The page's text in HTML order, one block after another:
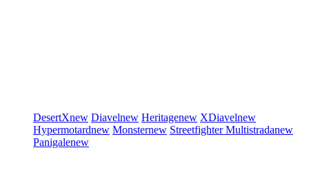
DesertXnew Diavelnew Heritagenew XDiavelnew
Hypermotardnew Monsternew StreetfighterMultistradanew
Panigalenew